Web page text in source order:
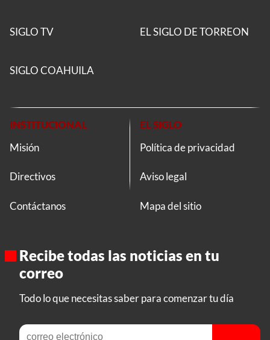
SIGLO TV EL SIGLO DE TORREON
SIGLO COAHUILA
INSTITUCIONAL
Misión
Directivos
Contáctanos
EL SIGLO
Política de privacidad
Aviso legal
Mapa del sitio
Recibe todas las noticias en tu
correo
Todo lo que necesitas saber para comenzar tu día